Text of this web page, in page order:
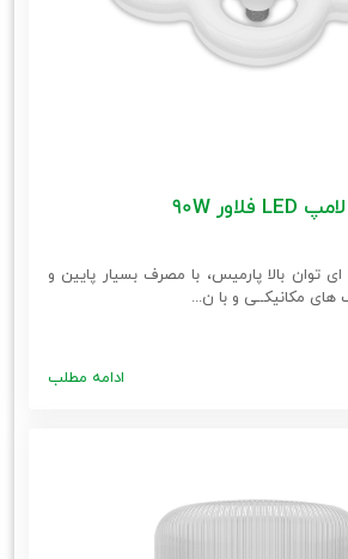
لامپ LED فلاور 90W
توان بالا پارمیس، با مصرف بسیار پایین و
های مکانیکــی و با ن...
ادامه مطلب